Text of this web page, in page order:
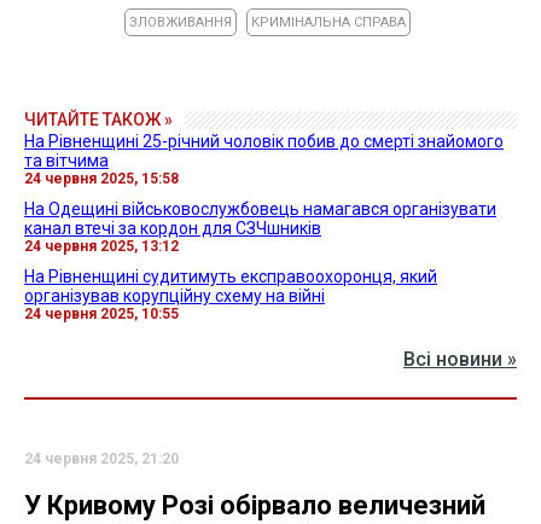
ЗЛОВЖИВАННЯ КРИМІНАЛЬНА СПРАВА
ЧИТАЙТЕ ТАКОЖ »
На Рівненщині 25-річний чоловік побив до смерті знайомого
та вітчима
24 червня 2025, 15:58
На Одещині військовослужбовець намагався організувати
канал втечі за кордон для СЗЧшників
24 червня 2025, 13:12
На Рівненщині судитимуть експравоохоронця, який
організував корупційну схему на війні
24 червня 2025, 10:55
Всі новини »
24 червня 2025, 21:20
У Кривому Розі обірвало величезний